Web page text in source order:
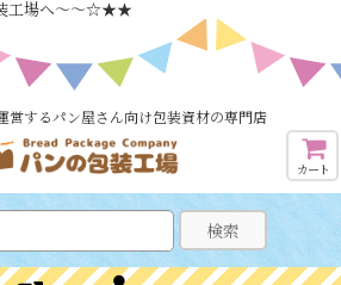
工場へ～～☆★★
営するパン屋さん向け包装資材の専門店
カート
検索